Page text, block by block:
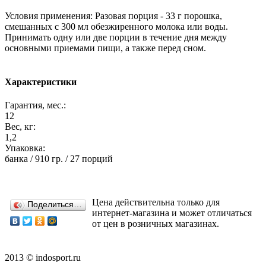
Условия применения: Разовая порция - 33 г порошка,
смешанных с 300 мл обезжиренного молока или воды.
Принимать одну или две порции в течение дня между
основными приемами пищи, а также перед сном.
Характеристики
Гарантия, мес.:
12
Вес, кг:
1,2
Упаковка:
банка / 910 гр. / 27 порций
Поделиться…
Цена действительна только для
интернет-магазина и может отличаться
от цен в розничных магазинах.
2013 © indosport.ru